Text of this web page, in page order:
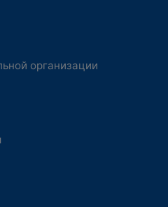
организации